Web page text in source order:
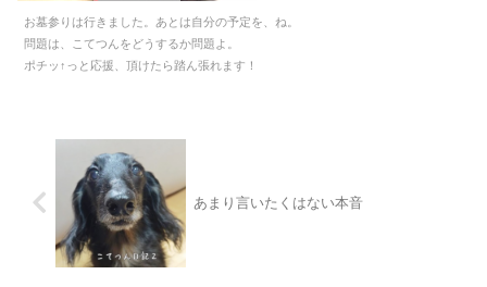
お墓参りは行きました。あとは自分の予定を、ね。
問題は、こてつんをどうするか問題よ。
ポチッ↑っと応援、頂けたら踏ん張れます！
あまり言いたくはない本音